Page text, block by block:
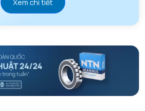
Xem chi tiết